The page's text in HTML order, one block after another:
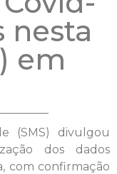
nesta
em
(SMS) divulgou
dos dados
com confirmação